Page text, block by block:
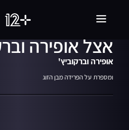
לינוי אשרם
אצל אופירה
אופירה וברקוביץ'
ומספרת על הפרידה מבן הזוג